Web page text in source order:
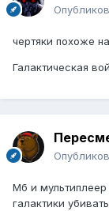
чертяки похоже
Галактическая
Мб и
галактики